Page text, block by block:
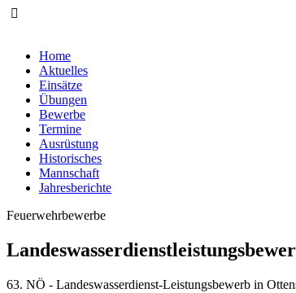
Home
Aktuelles
Einsätze
Übungen
Bewerbe
Termine
Ausrüstung
Historisches
Mannschaft
Jahresberichte
Feuerwehrbewerbe
63. NÖ - Landeswasserdienst-Leistungs­bewerb in